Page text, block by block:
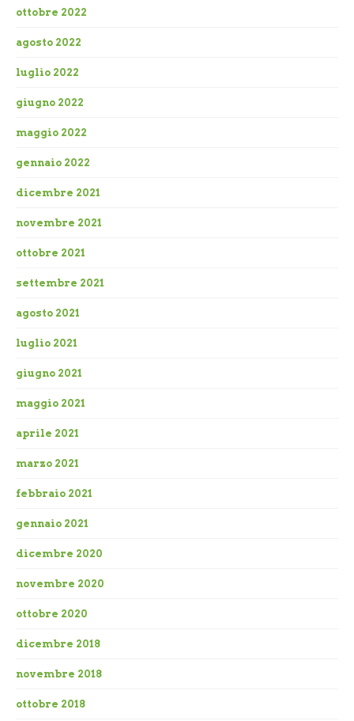
ottobre 2022
agosto 2022
luglio 2022
giugno 2022
maggio 2022
gennaio 2022
dicembre 2021
novembre 2021
ottobre 2021
settembre 2021
agosto 2021
luglio 2021
giugno 2021
maggio 2021
aprile 2021
marzo 2021
febbraio 2021
gennaio 2021
dicembre 2020
novembre 2020
ottobre 2020
dicembre 2018
novembre 2018
ottobre 2018